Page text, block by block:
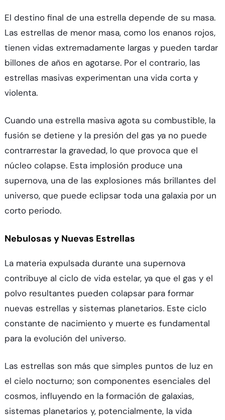
El destino final de una estrella depende de su masa.
Las estrellas de menor masa, como los enanos rojos,
tienen vidas extremadamente largas y pueden tardar
billones de años en agotarse. Por el contrario, las
estrellas masivas experimentan una vida corta y
violenta.
Cuando una estrella masiva agota su combustible, la
fusión se detiene y la presión del gas ya no puede
contrarrestar la gravedad, lo que provoca que el
núcleo colapse. Esta implosión produce una
supernova, una de las explosiones más brillantes del
universo, que puede eclipsar toda una galaxia por un
corto periodo.
Nebulosas y Nuevas Estrellas
La materia expulsada durante una supernova
contribuye al ciclo de vida estelar, ya que el gas y el
polvo resultantes pueden colapsar para formar
nuevas estrellas y sistemas planetarios. Este ciclo
constante de nacimiento y muerte es fundamental
para la evolución del universo.
Las estrellas son más que simples puntos de luz en
el cielo nocturno; son componentes esenciales del
cosmos, influyendo en la formación de galaxias,
sistemas planetarios y, potencialmente, la vida